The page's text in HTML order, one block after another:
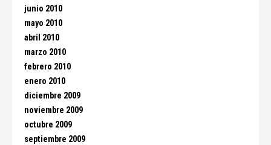
junio 2010
mayo 2010
abril 2010
marzo 2010
febrero 2010
enero 2010
diciembre 2009
noviembre 2009
octubre 2009
septiembre 2009